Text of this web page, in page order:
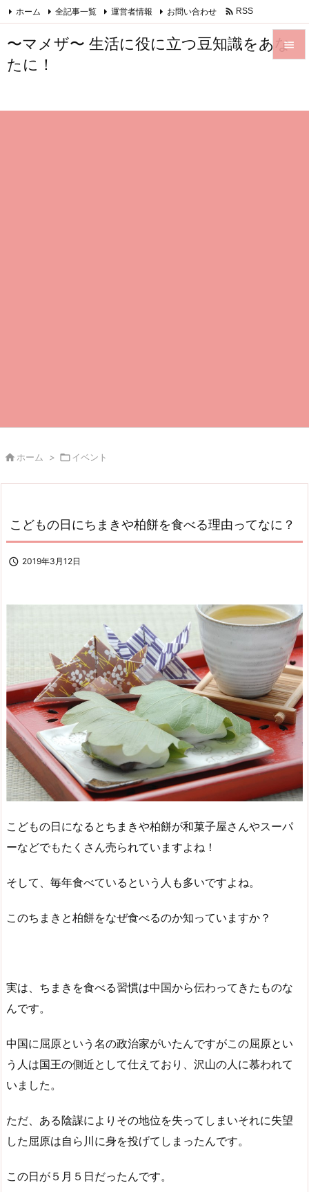
〜マメザ〜 生活に役に立つ豆知識をあな
たに！


ホーム 全記事一覧 運営者情報 お問い合わせ  RSS
 ホーム > イベント
こどもの日にちまきや柏餅を食べる理由ってなに？
 2019年3月12日
こどもの日になるとちまきや柏餅が和菓子屋さんやスーパ
ーなどでもたくさん売られていますよね！
そして、毎年食べているという人も多いですよね。
このちまきと柏餅をなぜ食べるのか知っていますか？
実は、ちまきを食べる習慣は中国から伝わってきたものな
んです。
中国に屈原という名の政治家がいたんですがこの屈原とい
う人は国王の側近として仕えており、沢山の人に慕われて
いました。
ただ、ある陰謀によりその地位を失ってしまいそれに失望
した屈原は自ら川に身を投げてしまったんです。
この日が５月５日だったんです。